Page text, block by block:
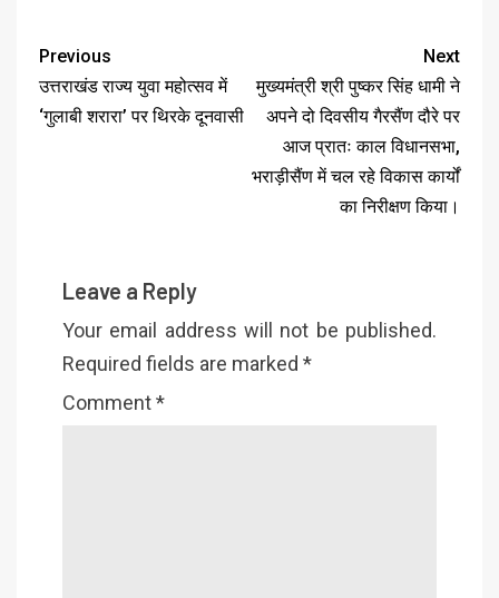
Previous
उत्तराखंड राज्य युवा महोत्सव में
‘गुलाबी शरारा’ पर थिरके दूनवासी
Next
मुख्यमंत्री श्री पुष्कर सिंह धामी ने
अपने दो दिवसीय गैरसैंण दौरे पर
आज प्रातः काल विधानसभा,
भराड़ीसैंण में चल रहे विकास कार्यों
का निरीक्षण किया।
Leave a Reply
Your email address will not be published.
Required fields are marked *
Comment*